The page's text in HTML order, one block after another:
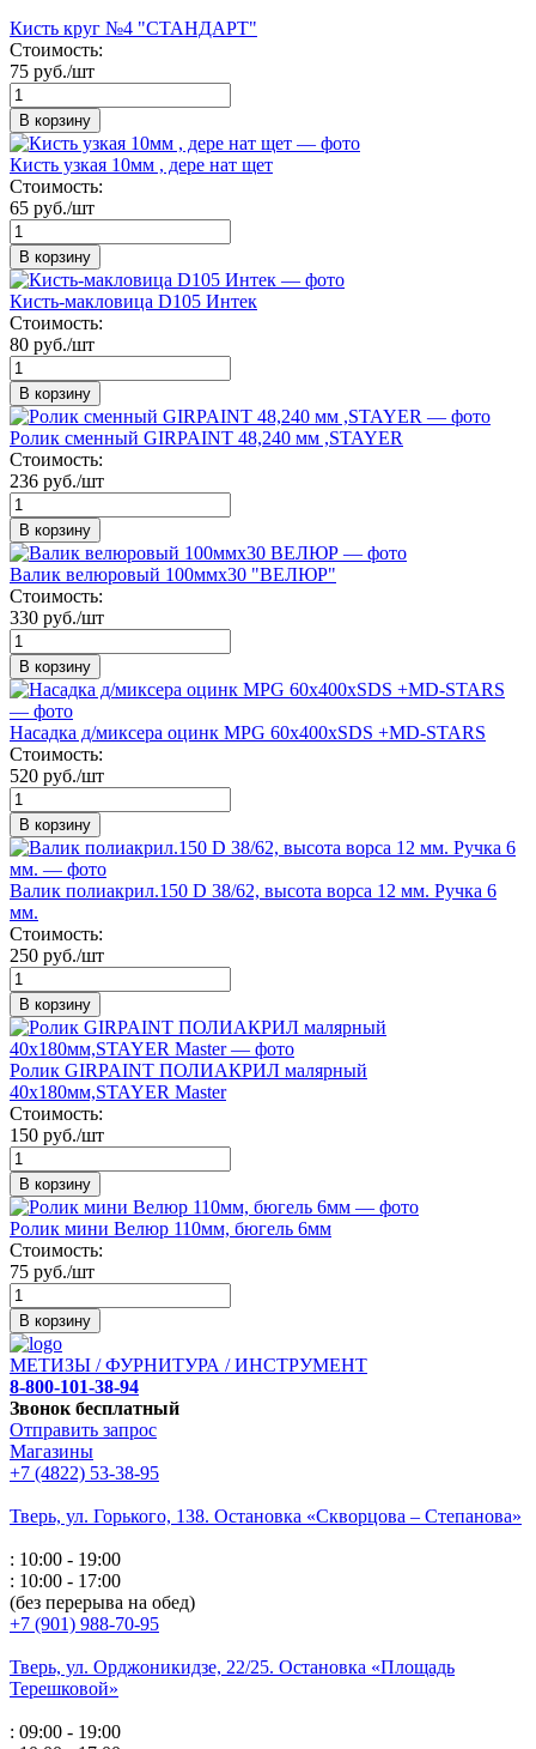
Кисть круг №4 "СТАНДАРТ"
Стоимость:
75 руб./шт
В корзину
Кисть узкая 10мм , дере нат щет
Стоимость:
65 руб./шт
В корзину
Кисть-макловица D105 Интек
Стоимость:
80 руб./шт
В корзину
Ролик сменный GIRPAINT 48,240 мм ,STAYER
Стоимость:
236 руб./шт
В корзину
Валик велюровый 100ммх30 "ВЕЛЮР"
Стоимость:
330 руб./шт
В корзину
Насадка д/миксера оцинк MPG 60x400xSDS +MD-STARS
Стоимость:
520 руб./шт
В корзину
Валик полиакрил.150 D 38/62, высота ворса 12 мм. Ручка 6
мм.
Стоимость:
250 руб./шт
В корзину
Ролик GIRPAINT ПОЛИАКРИЛ малярный
40х180мм,STAYER Master
Стоимость:
150 руб./шт
В корзину
Ролик мини Велюр 110мм, бюгель 6мм
Стоимость:
75 руб./шт
В корзину
МЕТИЗЫ / ФУРНИТУРА / ИНСТРУМЕНТ
8-800-101-38-94
Звонок бесплатный
Отправить запрос
Магазины
+7 (4822) 53-38-95
Тверь, ул. Горького, 138. Остановка «Скворцова – Степанова»
: 10:00 - 19:00
: 10:00 - 17:00
(без перерыва на обед)
+7 (901) 988-70-95
Тверь, ул. Орджоникидзе, 22/25. Остановка «Площадь
Терешковой»
: 09:00 - 19:00